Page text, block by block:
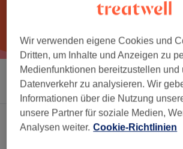
Sortieren nach Beliebiger Preis
Ein Salon, der anbietet:make-up in Westrich,
Wir verwenden eigene Cookies und
Dritten, um Inhalte und Anzeigen zu
Medienfunktionen bereitzustellen und
Datenverkehr zu analysieren. Wir
Informationen über die Nutzung
unsere Partner für soziale Medien,
Analysen weiter. Cookie-Richtlinien